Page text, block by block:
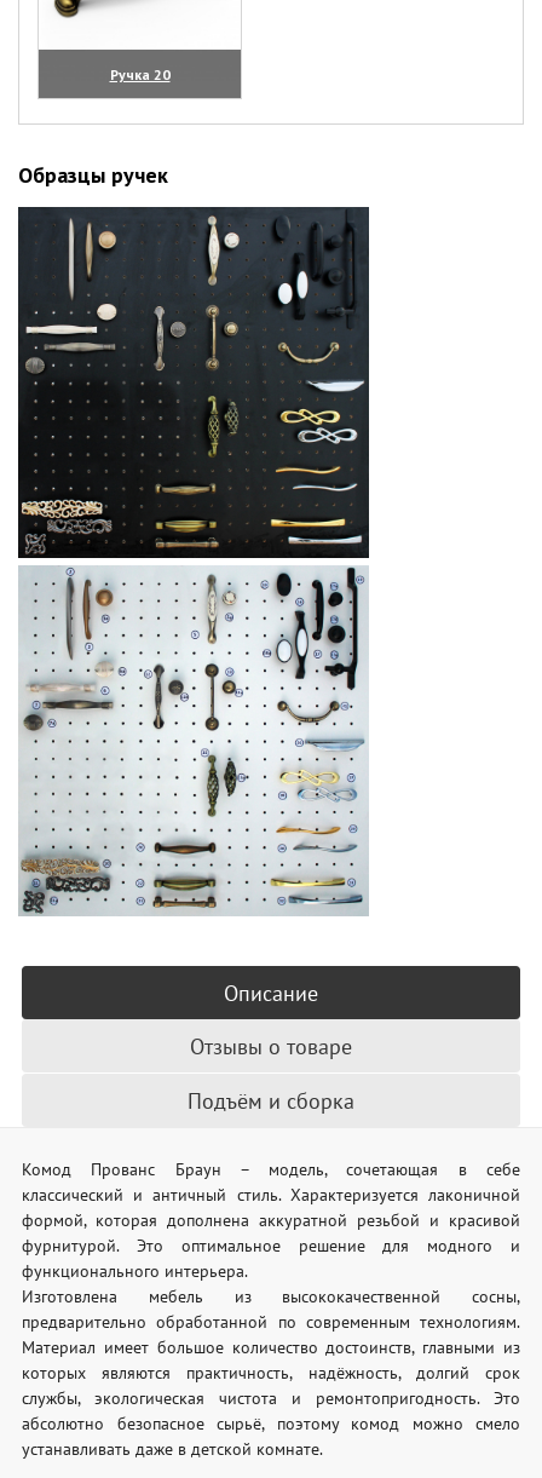
Ручка 20
(увеличить)
Образцы ручек
Описание
Отзывы о товаре
Подъём и сборка
Комод Прованс Браун – модель, сочетающая в себе
классический и античный стиль. Характеризуется лаконичной
формой, которая дополнена аккуратной резьбой и красивой
фурнитурой. Это оптимальное решение для модного и
функционального интерьера.
Изготовлена мебель из высококачественной сосны,
предварительно обработанной по современным технологиям.
Материал имеет большое количество достоинств, главными из
которых являются практичность, надёжность, долгий срок
службы, экологическая чистота и ремонтопригодность. Это
абсолютно безопасное сырьё, поэтому комод можно смело
устанавливать даже в детской комнате.